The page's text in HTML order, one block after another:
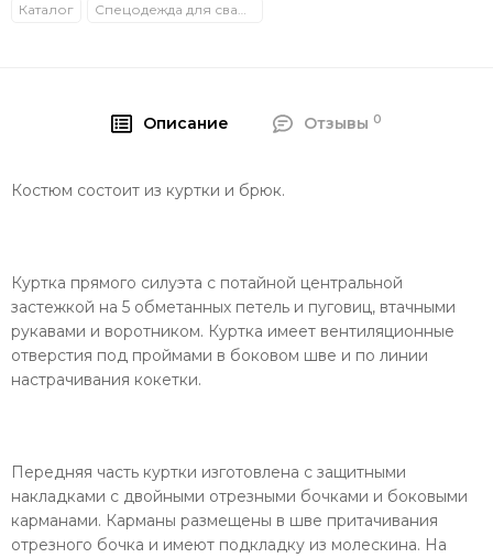
Каталог Спецодежда для сварщиков летняя
Описание Отзывы 0
Костюм состоит из куртки и брюк.
Куртка прямого силуэта с потайной центральной
застежкой на 5 обметанных петель и пуговиц, втачными
рукавами и воротником. Куртка имеет вентиляционные
отверстия под проймами в боковом шве и по линии
настрачивания кокетки.
Передняя часть куртки изготовлена с защитными
накладками с двойными отрезными бочками и боковыми
карманами. Карманы размещены в шве притачивания
отрезного бочка и имеют подкладку из молескина. На